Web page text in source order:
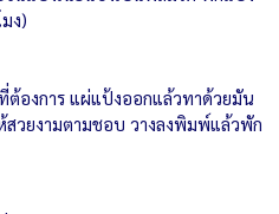
ง)
องการ แผ่แป้งออกแล้วทาด้วยมัน
วยงามตามชอบ วางลงพิมพ์แล้วพัก